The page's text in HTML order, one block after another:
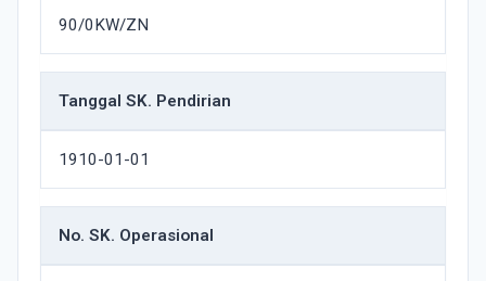
90/0KW/ZN
Tanggal SK. Pendirian
1910-01-01
No. SK. Operasional